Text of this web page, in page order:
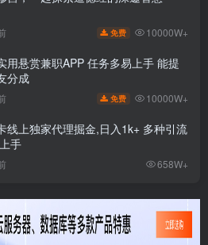
免费 10000W+
用悬赏兼职APP 任务多易上手 能提
分成
免费 10000W+
线上独家代理掘金,日入1k+ 多种引流
手
658W+